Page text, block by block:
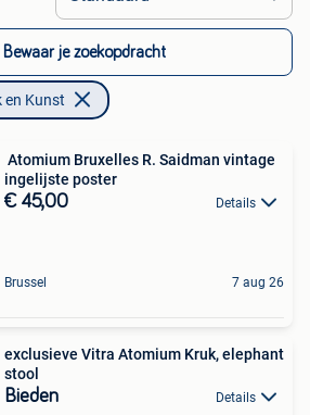
Bewaar je zoekopdracht
en Kunst
️ Atomium Bruxelles R. Saidman vintage
ingelijste poster
€ 45,00 Details
Brussel 7 aug 26
exclusieve Vitra Atomium Kruk, elephant
stool
Bieden Details